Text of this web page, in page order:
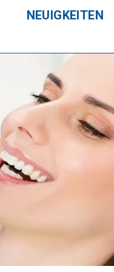
NEUIGKEITEN